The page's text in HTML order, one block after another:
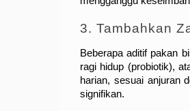
3. Tambahkan
Beberapa aditif pakan
ragi hidup (probiotik),
harian, sesuai anjuran
signifikan.